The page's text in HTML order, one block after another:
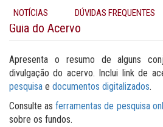
NOTÍCIAS
DÚVIDAS FREQUENTES
Guia do Acervo
Apresenta o resumo de alguns
divulgação do acervo. Inclui link de
pesquisa e documentos digitalizados.
Consulte asferramentas de pesquisa
sobre os fundos.